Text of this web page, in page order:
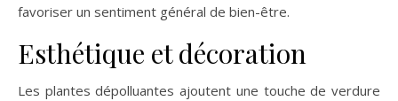
favoriser un sentiment général de bien-être.
Esthétique et décoration
Les plantes dépolluantes ajoutent une touche de verdure